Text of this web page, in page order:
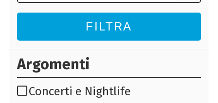
FILTRA
Argomenti
Concerti e Nightlife